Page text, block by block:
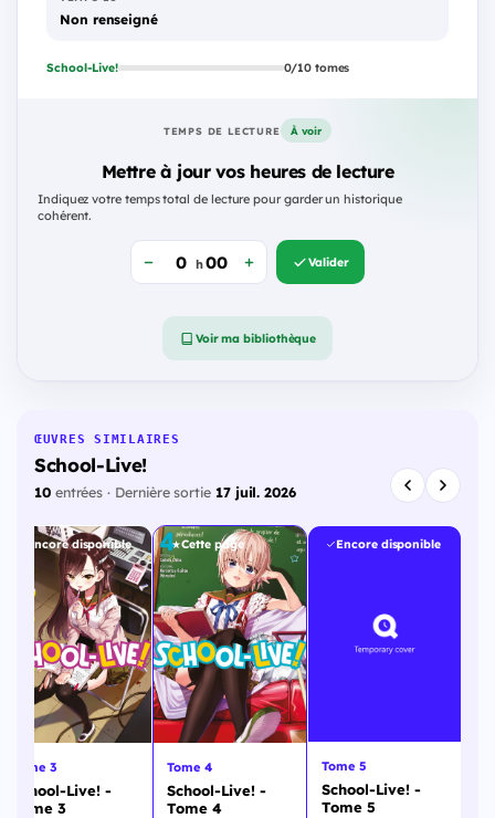
Non renseigné
School-Live! 0/10 tomes
TEMPS DE LECTURE À voir
Mettre à jour vos heures de lecture
Indiquez votre temps total de lecture pour garder un historique
cohérent.
h Valider
Voir ma bibliothèque
ŒUVRES SIMILAIRES
School-Live!
10entrées · Dernière sortie 17 juil. 2026
Encore disponible
Tome 3
School-Live! -
Tome 3
Cette page
Tome 4
School-Live! -
Tome 4
Encore disponible
Tome 5
School-Live! -
Tome 5